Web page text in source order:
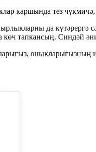
каршында тез
да күтәрергә
тапкансың. Синдәй